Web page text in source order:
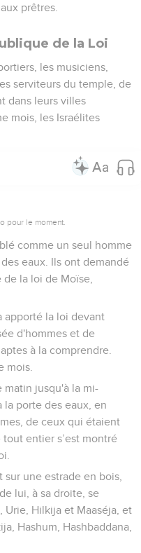
prêtres.
de la Loi
les musiciens,
serviteurs du temple, de
dans leurs villes
mois, les Israélites
pour le moment.
comme un seul homme
eaux. Ils ont demandé
la loi de Moïse,
apporté la loi devant
d'hommes et de
à la comprendre.
mois.
matin jusqu'à la mi-
la porte des eaux, en
de ceux qui étaient
entier s’est montré
sur une estrade en bois,
lui, à sa droite, se
Urie, Hilkija et Maaséja, et
Hashum, Hashbaddana,